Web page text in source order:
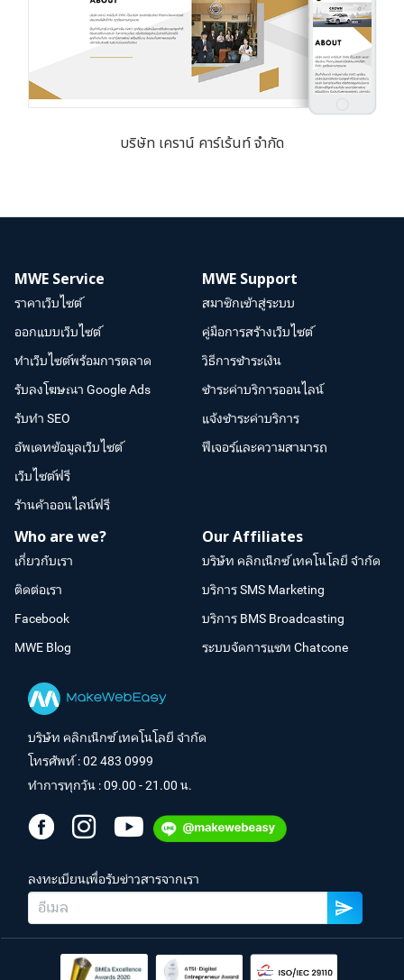
บริษัท เคราน์ คาร์เร้นท์ จำกัด
MWE Service
ราคาเว็บไซต์
ออกแบบเว็บไซต์
ทำเว็บไซต์พร้อมการตลาด
รับลงโฆษณา Google Ads
รับทำ SEO
อัพเดทข้อมูลเว็บไซต์
เว็บไซต์ฟรี
ร้านค้าออนไลน์ฟรี
MWE Support
สมาชิกเข้าสู่ระบบ
คู่มือการสร้างเว็บไซต์
วิธีการชำระเงิน
ชำระค่าบริการออนไลน์
แจ้งชำระค่าบริการ
ฟีเจอร์และความสามารถ
Who are we?
เกี่ยวกับเรา
ติดต่อเรา
Facebook
MWE Blog
Our Affiliates
บริษัท คลิกเน็กซ์ เทคโนโลยี จำกัด
บริการ SMS Marketing
บริการ BMS Broadcasting
ระบบจัดการแชท Chatcone
บริษัท คลิกเน็กซ์ เทคโนโลยี จำกัด
โทรศัพท์ :02 483 0999
ทำการทุกวัน : 09.00 - 21.00 น.
ลงทะเบียนเพื่อรับข่าวสารจากเรา